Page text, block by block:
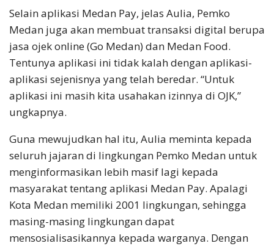
Selain aplikasi Medan Pay, jelas Aulia, Pemko
Medan juga akan membuat transaksi digital berupa
jasa ojek online (Go Medan) dan Medan Food.
Tentunya aplikasi ini tidak kalah dengan aplikasi-
aplikasi sejenisnya yang telah beredar. “Untuk
aplikasi ini masih kita usahakan izinnya di OJK,”
ungkapnya.
Guna mewujudkan hal itu, Aulia meminta kepada
seluruh jajaran di lingkungan Pemko Medan untuk
menginformasikan lebih masif lagi kepada
masyarakat tentang aplikasi Medan Pay. Apalagi
Kota Medan memiliki 2001 lingkungan, sehingga
masing-masing lingkungan dapat
mensosialisasikannya kepada warganya. Dengan